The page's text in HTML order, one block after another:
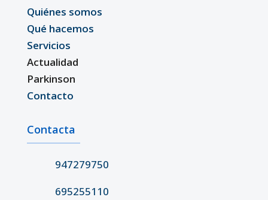
Quiénes somos
Qué hacemos
Servicios
Actualidad
Parkinson
Contacto
Contacta
947279750
695255110